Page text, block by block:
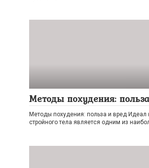
Методы похудения:
Методы похудения: польза и вред Идеал
стройного тела является одним из